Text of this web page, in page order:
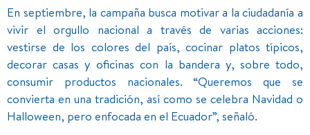
En septiembre, la campaña busca motivar a la ciudadanía a
vivir el orgullo nacional a través de varias acciones:
vestirse de los colores del país, cocinar platos típicos,
decorar casas y oficinas con la bandera y, sobre todo,
consumir productos nacionales. “Queremos que se
convierta en una tradición, así como se celebra Navidad o
Halloween, pero enfocada en el Ecuador”, señaló.